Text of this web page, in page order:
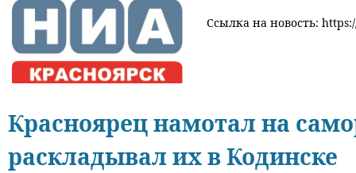
Ссылка на новость:
Красноярец намотал на
раскладывал их в Кодинске